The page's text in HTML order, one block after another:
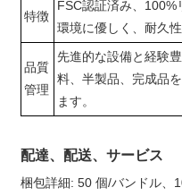
特徴
FSC認証済み、100%
環境に優しく、耐久
品質
管理
先進的な設備と経験
料、半製品、完成品
ます。
配達、配送、サービス
梱包詳細: 50 個/バンドル、